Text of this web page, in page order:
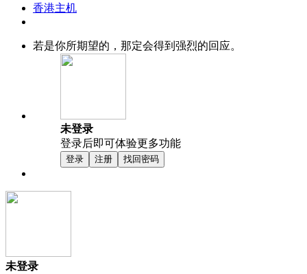
香港主机
若是你所期望的，那定会得到强烈的回应。
未登录
登录后即可体验更多功能
登录 注册 找回密码
未登录